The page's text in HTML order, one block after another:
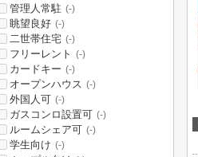
管理人常駐 (-)
眺望良好 (-)
二世帯住宅 (-)
フリーレント (-)
カードキー (-)
オープンハウス (-)
外国人可 (-)
ガスコンロ設置可 (-)
ルームシェア可 (-)
学生向け (-)